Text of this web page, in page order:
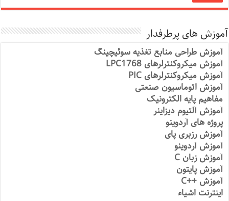
آموزش های پرطرفدار
آموزش طراحی منابع تغذیه سوئیچینگ
آموزش میکروکنترلرهای LPC1768
آموزش میکروکنترلرهای PIC
آموزش اتوماسیون صنعتی
مفاهیم پایه الکترونیک
آموزش آلتیوم دیزاینر
پروژه های آردوینو
آموزش رزبری پای
آموزش آردوینو
آموزش زبان C
آموزش پایتون
آموزش ++C
اینترنت اشیاء